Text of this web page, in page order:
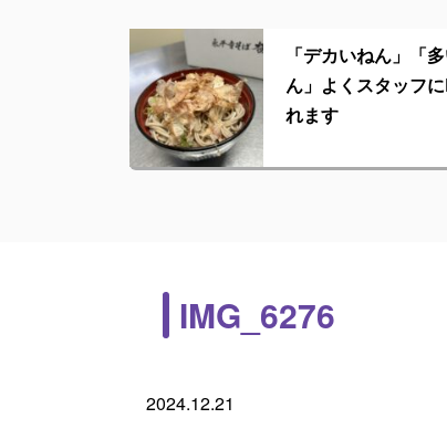
「デカいねん」「
ん」よくスタッフ
れます
IMG_6276
2024.12.21